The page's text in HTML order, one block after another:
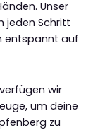
Unser
jeden Schritt
entspannt auf
wir
um deine
zu